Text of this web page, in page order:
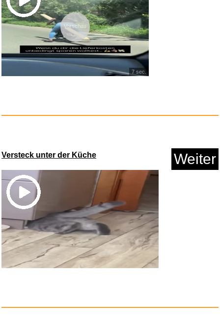
What Color Is Your Parachute? ...
Vorschau
7 sec.
Versteck unter der Küche Weiter